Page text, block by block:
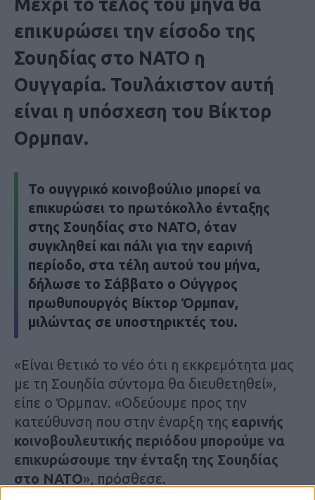
επικυρώσει την είσοδο της
Σουηδίας στο ΝΑΤΟ η
Ουγγαρία. Τουλάχιστον αυτή
είναι η υπόσχεση του Βίκτορ
Ορμπαν.
Το ουγγρικό κοινοβούλιο μπορεί να
επικυρώσει το πρωτόκολλο ένταξης
στης Σουηδίας στο ΝΑΤΟ, όταν
συγκληθεί και πάλι για την εαρινή
περίοδο, στα τέλη αυτού του μήνα,
δήλωσε το Σάββατο ο Ούγγρος
πρωθυπουργός Βίκτορ Όρμπαν,
μιλώντας σε υποστηρικτές του.
«Είναι θετικό το νέο ότι η εκκρεμότητα μας
με τη Σουηδία σύντομα θα διευθετηθεί»,
είπε ο Όρμπαν. «Οδεύουμε προς την
κατεύθυνση που στην έναρξη της εαρινής
κοινοβουλευτικής περιόδου μπορούμε να
επικυρώσουμε την ένταξη της Σουηδίας
στο ΝΑΤΟ», πρόσθεσε.